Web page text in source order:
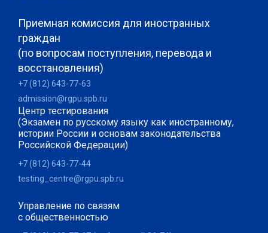
Приемная комиссия для иностранных
граждан
(по вопросам поступления, перевода и
восстановления)
+7 (812) 643-77-63
admission@rgpu.spb.ru
Центр тестирования
(Экзамен по русскому языку как иностранному,
истории России и основам законодательства
Российской Федерации)
+7 (812) 643-77-44
testing_centre@rgpu.spb.ru
Управление по связям
с общественностью